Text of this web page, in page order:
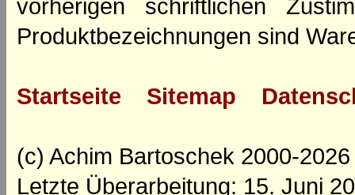
vorherigen schriftlichen
Produktbezeichnungen sind
Startseite Sitemap
(c) Achim Bartoschek 2000-2026
Letzte Überarbeitung: 15. Juni